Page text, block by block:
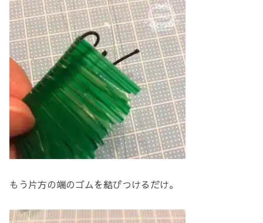
もう片方の端のゴムを結びつけるだけ。